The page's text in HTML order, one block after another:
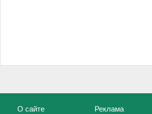
О сайте Реклама